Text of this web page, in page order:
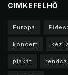
CIMKEFELHŐ
Europa
koncert
plakát